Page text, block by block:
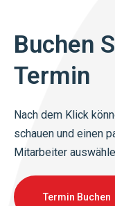
Buchen
Termin
Nach dem Klick
schauen und einen
Mitarbeiter
Termin Buchen